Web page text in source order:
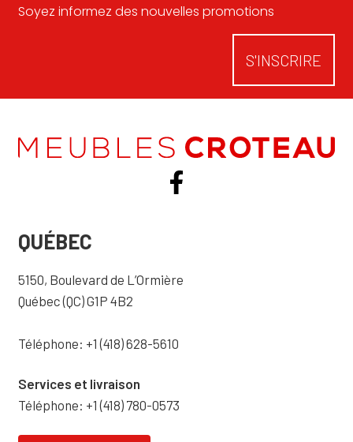
Soyez informez des nouvelles promotions
S'INSCRIRE
QUÉBEC
5150, Boulevard de L’Ormière
Québec (QC) G1P 4B2
Téléphone: +1 (418) 628-5610
Services et livraison
Téléphone: +1 (418) 780-0573